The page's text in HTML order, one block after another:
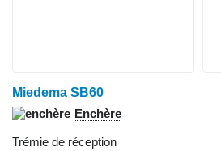
Miedema SB60
Enchère
Trémie de réception